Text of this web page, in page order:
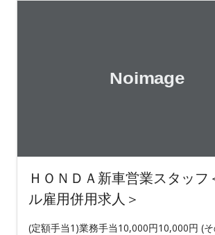
ＨＯＮＤＡ新車営業スタッフ
ル雇用併用求人＞
(定額手当1)業務手当10,000円10,000円 (